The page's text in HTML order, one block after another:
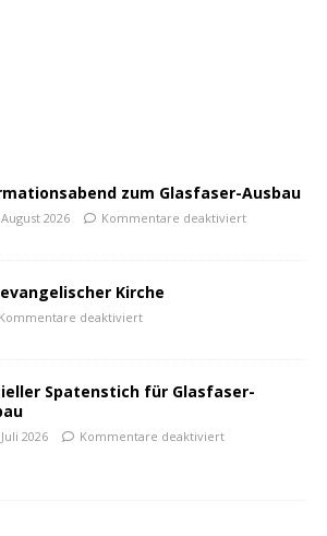
zum Glasfaser-Ausbau
2026 Kommentare deaktiviert
Kirche
Kommentare deaktiviert
Spatenstich für Glasfaser-
2026 Kommentare deaktiviert